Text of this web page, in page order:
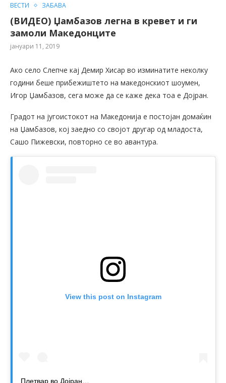
ВЕСТИ ЗАБАВА
(ВИДЕО) Џамбазов легна в кревет и ги
замоли Македонците
јануари 11, 2019
Ако село Слепче кај Демир Хисар во изминатите неколку
години беше прибежиштето на македонскиот шоумен,
Игор Џамбазов, сега може да се каже дека тоа е Дојран.
Градот на југоистокот на Македонија е постојан домаќин
на Џамбазов, кој заедно со својот другар од младоста,
Сашо Пижевски, повторно се во авантура.
View this post on Instagram
Плетвар во Дојран…